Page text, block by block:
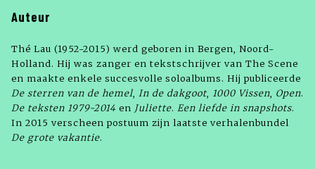
Auteur
Thé Lau (1952-2015) werd geboren in Bergen, Noord-
Holland. Hij was zanger en tekstschrijver van The Scene
en maakte enkele succesvolle soloalbums. Hij publiceerde
De sterren van de hemel, In de dakgoot, 1000 Vissen, Open.
De teksten 1979-2014 en Juliette. Een liefde in snapshots.
In 2015 verscheen postuum zijn laatste verhalenbundel
De grote vakantie.